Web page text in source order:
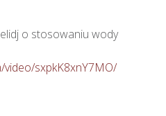
o stosowaniu wody
sxpkK8xnY7MO/